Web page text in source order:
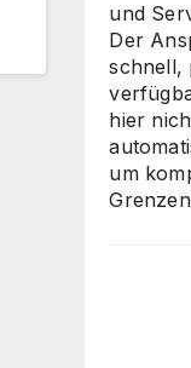
und
Der
schnell,
hier
um